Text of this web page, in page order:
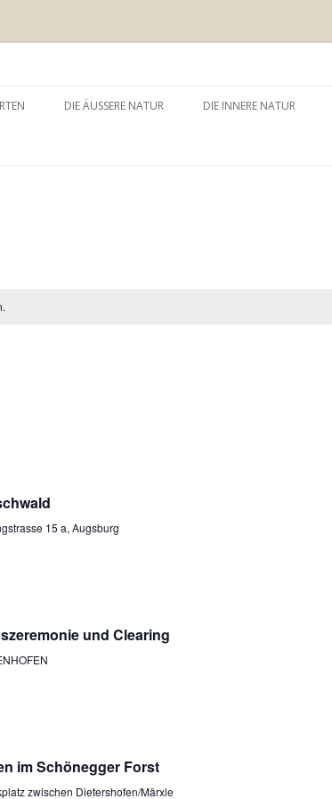
Inhalt
DIE ÄUSSERE NATUR DIE INNERE NATUR
15 a, Augsburg
und Clearing
im Schönegger Forst
zwischen Dietershofen/Märxle